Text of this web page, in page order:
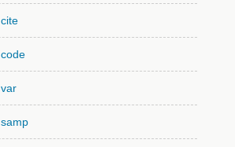
cite
code
var
samp